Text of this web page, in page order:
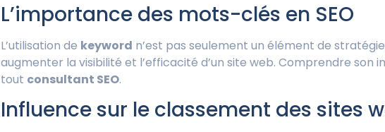
L’importance des mots-clés en SEO
L’utilisation de keyword n’est pas seulement un élément de
augmenter la visibilité et l’efficacité d’un site web. Comprendre son
tout consultant SEO.
Influence sur le classement des sites